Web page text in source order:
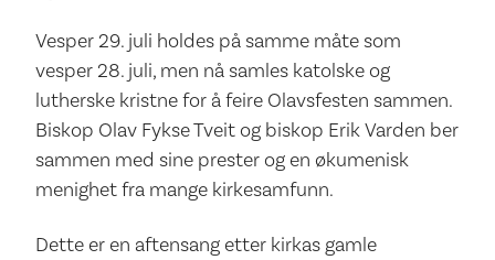
Vesper 29. juli holdes på samme måte som
vesper 28. juli, men nå samles katolske og
lutherske kristne for å feire Olavsfesten sammen.
Biskop Olav Fykse Tveit og biskop Erik Varden ber
sammen med sine prester og en økumenisk
menighet fra mange kirkesamfunn.
Dette er en aftensang etter kirkas gamle